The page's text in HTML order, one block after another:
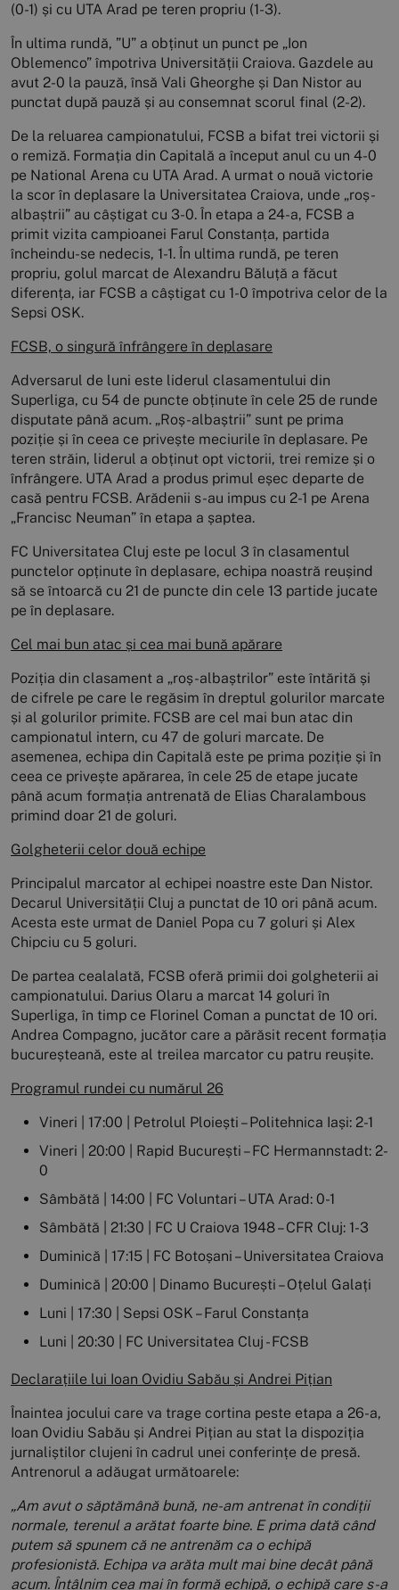
(0-1) și cu UTA Arad pe teren propriu (1-3).
În ultima rundă, ”U” a obținut un punct pe „Ion
Oblemenco” împotriva Universității Craiova. Gazdele au
avut 2-0 la pauză, însă Vali Gheorghe și Dan Nistor au
punctat după pauză și au consemnat scorul final (2-2).
De la reluarea campionatului, FCSB a bifat trei victorii și
o remiză. Formația din Capitală a început anul cu un 4-0
pe National Arena cu UTA Arad. A urmat o nouă victorie
la scor în deplasare la Universitatea Craiova, unde „roș-
albaștrii” au câștigat cu 3-0. În etapa a 24-a, FCSB a
primit vizita campioanei Farul Constanța, partida
încheindu-se nedecis, 1-1. În ultima rundă, pe teren
propriu, golul marcat de Alexandru Băluță a făcut
diferența, iar FCSB a câștigat cu 1-0 împotriva celor de la
Sepsi OSK.
FCSB, o singură înfrângere în deplasare
Adversarul de luni este liderul clasamentului din
Superliga, cu 54 de puncte obținute în cele 25 de runde
disputate până acum. „Roș-albaștrii” sunt pe prima
poziție și în ceea ce privește meciurile în deplasare. Pe
teren străin, liderul a obținut opt victorii, trei remize și o
înfrângere. UTA Arad a produs primul eșec departe de
casă pentru FCSB. Arădenii s-au impus cu 2-1 pe Arena
„Francisc Neuman” în etapa a șaptea.
FC Universitatea Cluj este pe locul 3 în clasamentul
punctelor opținute în deplasare, echipa noastră reușind
să se întoarcă cu 21 de puncte din cele 13 partide jucate
pe în deplasare.
Cel mai bun atac și cea mai bună apărare
Poziția din clasament a „roș-albaștrilor” este întărită și
de cifrele pe care le regăsim în dreptul golurilor marcate
și al golurilor primite. FCSB are cel mai bun atac din
campionatul intern, cu 47 de goluri marcate. De
asemenea, echipa din Capitală este pe prima poziție și în
ceea ce privește apărarea, în cele 25 de etape jucate
până acum formația antrenată de Elias Charalambous
primind doar 21 de goluri.
Golgheterii celor două echipe
Principalul marcator al echipei noastre este Dan Nistor.
Decarul Universității Cluj a punctat de 10 ori până acum.
Acesta este urmat de Daniel Popa cu 7 goluri și Alex
Chipciu cu 5 goluri.
De partea cealalată, FCSB oferă primii doi golgheterii ai
campionatului. Darius Olaru a marcat 14 goluri în
Superliga, în timp ce Florinel Coman a punctat de 10 ori.
Andrea Compagno, jucător care a părăsit recent formația
bucureșteană, este al treilea marcator cu patru reușite.
Programul rundei cu numărul 26
Vineri | 17:00 | Petrolul Ploiești – Politehnica Iași: 2-1
Vineri | 20:00 | Rapid București – FC Hermannstadt: 2-
0
Sâmbătă | 14:00 | FC Voluntari – UTA Arad: 0-1
Sâmbătă | 21:30 | FC U Craiova 1948 – CFR Cluj: 1-3
Duminică | 17:15 | FC Botoșani – Universitatea Craiova
Duminică | 20:00 | Dinamo București – Oțelul Galați
Luni | 17:30 | Sepsi OSK – Farul Constanța
Luni | 20:30 | FC Universitatea Cluj - FCSB
Declarațiile lui Ioan Ovidiu Sabău și Andrei Pițian
Înaintea jocului care va trage cortina peste etapa a 26-a,
Ioan Ovidiu Sabău și Andrei Pițian au stat la dispoziția
jurnaliștilor clujeni în cadrul unei conferințe de presă.
Antrenorul a adăugat următoarele:
„Am avut o săptămână bună, ne-am antrenat în condiții
normale, terenul a arătat foarte bine. E prima dată când
putem să spunem că ne antrenăm ca o echipă
profesionistă. Echipa va arăta mult mai bine decât până
acum. Întâlnim cea mai în formă echipă, o echipă care s-a